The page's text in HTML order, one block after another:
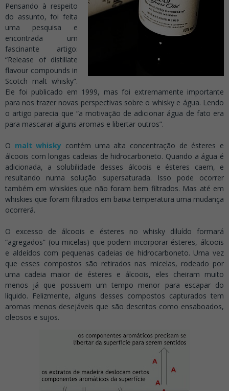
Pensando à respeito
do assunto, foi feita
uma pesquisa e
encontrada um
fascinante artigo:
“Release of distillate
flavour compounds in
Scotch malt whisky”.
Ele foi publicado em 1999, mas foi extremamente importante
para nos trazer novas perspectivas sobre o whisky e água. Lendo
o artigo parecia que “a motivação de adicionar água de fato era
para mascarar alguns aromas e libertar outros”.
O malt whisky contém uma alta concentração de ésteres e
álcoois com longas cadeias de hidrocarboneto. Quando a água é
adicionada, a solubilidade desses álcoois e ésteres caem, e
resultando numa solução supersaturada. Isso pode ocorrer
também em whiskies que não foram bem filtrados. Mas até em
whiskies que foram filtrados em baixa temperatura uma mudança
ocorrerá.
O excesso de álcoois e ésteres no whisky diluído formará
“agregados” (ou micelas) que podem incorporar ésteres, álcoois
e aldeídos com pequenas cadeias de hidrocarboneto. Uma vez
que esses compostos são retirados nas micelas, rodeado por
uma cadeia maior de ésteres e álcoois, eles cheiram muito
menos já que possuem um tempo menor para escapar do
líquido. Felizmente, alguns desses compostos capturados tem
aromas menos desejáveis que são descritos como ensaboados,
oleosos e sujos.